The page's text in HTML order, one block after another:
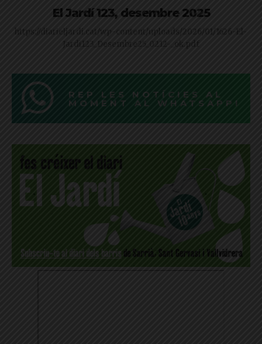
El Jardí 123, desembre 2025
https://diarieljardi.cat/wp-content/uploads/2026/01/1626-El-
Jardi123_Desembre25_0212-_ok.pdf
REP LES NOTÍCIES AL
MOMENT AL WHATSAPP!